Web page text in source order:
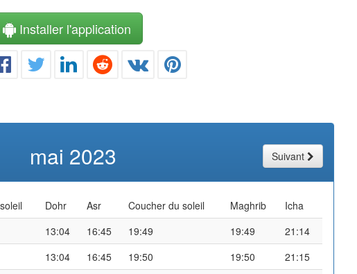
Installer l'application
mai 2023 Suivant
Dohr Asr Coucher du soleil Maghrib
Icha
13:04 16:45 19:49 19:49
21:14
13:04 16:45 19:50 19:50
21:15